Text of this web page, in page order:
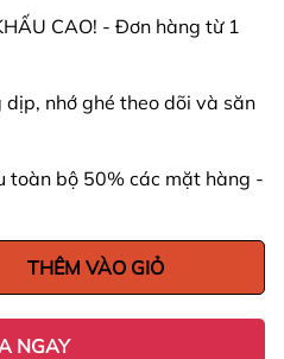
CAO! - Đơn hàng từ 1
nhớ ghé theo dõi và săn
toàn bộ 50% các mặt hàng -
THÊM VÀO GIỎ
NGAY